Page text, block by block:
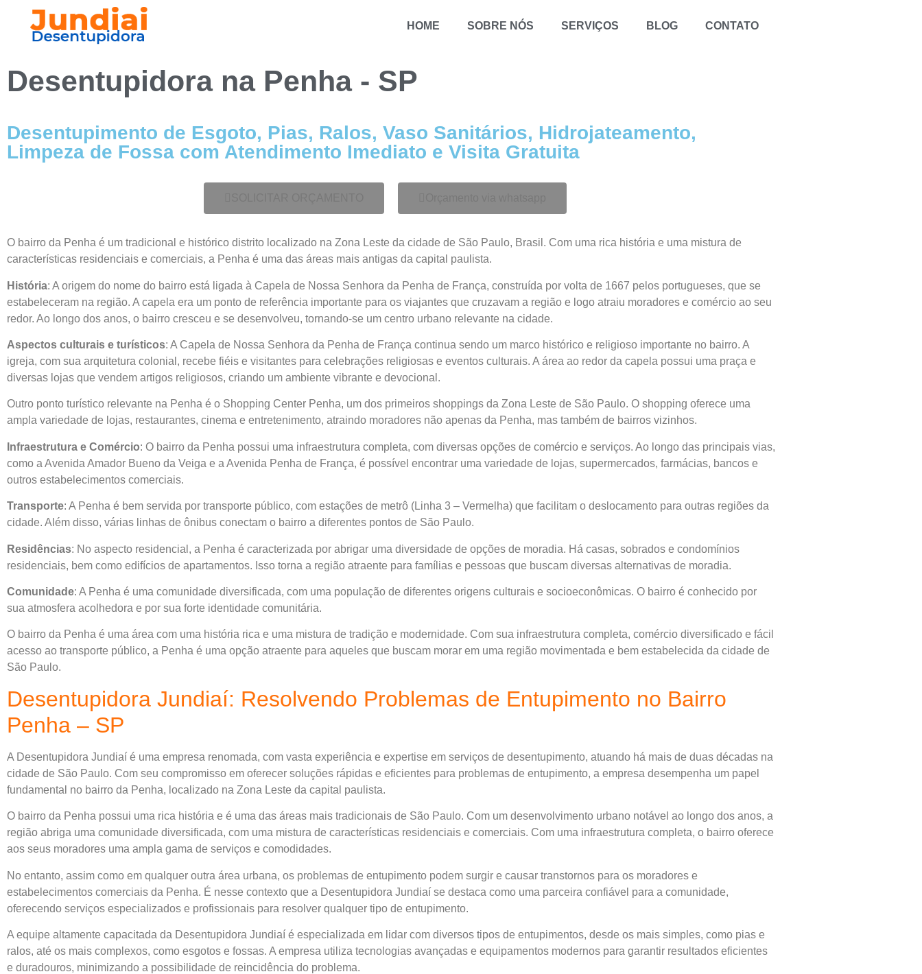
HOME SOBRE NÓS SERVIÇOS BLOG CONTATO
Desentupidora na Penha - SP
Desentupimento de Esgoto, Pias, Ralos, Vaso Sanitários, Hidrojateamento,
Limpeza de Fossa com Atendimento Imediato e Visita Gratuita
O bairro da Penha é um tradicional e histórico distrito localizado na Zona Leste da cidade de São Paulo, Brasil. Com uma rica história e uma mistura de
características residenciais e comerciais, a Penha é uma das áreas mais antigas da capital paulista.
História: A origem do nome do bairro está ligada à Capela de Nossa Senhora da Penha de França, construída por volta de 1667 pelos portugueses, que se
estabeleceram na região. A capela era um ponto de referência importante para os viajantes que cruzavam a região e logo atraiu moradores e comércio ao seu
redor. Ao longo dos anos, o bairro cresceu e se desenvolveu, tornando-se um centro urbano relevante na cidade.
Aspectos culturais e turísticos: A Capela de Nossa Senhora da Penha de França continua sendo um marco histórico e religioso importante no bairro. A
igreja, com sua arquitetura colonial, recebe fiéis e visitantes para celebrações religiosas e eventos culturais. A área ao redor da capela possui uma praça e
diversas lojas que vendem artigos religiosos, criando um ambiente vibrante e devocional.
Outro ponto turístico relevante na Penha é o Shopping Center Penha, um dos primeiros shoppings da Zona Leste de São Paulo. O shopping oferece uma
ampla variedade de lojas, restaurantes, cinema e entretenimento, atraindo moradores não apenas da Penha, mas também de bairros vizinhos.
Infraestrutura e Comércio: O bairro da Penha possui uma infraestrutura completa, com diversas opções de comércio e serviços. Ao longo das principais vias,
como a Avenida Amador Bueno da Veiga e a Avenida Penha de França, é possível encontrar uma variedade de lojas, supermercados, farmácias, bancos e
outros estabelecimentos comerciais.
Transporte: A Penha é bem servida por transporte público, com estações de metrô (Linha 3 – Vermelha) que facilitam o deslocamento para outras regiões da
cidade. Além disso, várias linhas de ônibus conectam o bairro a diferentes pontos de São Paulo.
Residências: No aspecto residencial, a Penha é caracterizada por abrigar uma diversidade de opções de moradia. Há casas, sobrados e condomínios
residenciais, bem como edifícios de apartamentos. Isso torna a região atraente para famílias e pessoas que buscam diversas alternativas de moradia.
Comunidade: A Penha é uma comunidade diversificada, com uma população de diferentes origens culturais e socioeconômicas. O bairro é conhecido por
sua atmosfera acolhedora e por sua forte identidade comunitária.
O bairro da Penha é uma área com uma história rica e uma mistura de tradição e modernidade. Com sua infraestrutura completa, comércio diversificado e fácil
acesso ao transporte público, a Penha é uma opção atraente para aqueles que buscam morar em uma região movimentada e bem estabelecida da cidade de
São Paulo.
Desentupidora Jundiaí: Resolvendo Problemas de Entupimento no Bairro
Penha – SP
A Desentupidora Jundiaí é uma empresa renomada, com vasta experiência e expertise em serviços de desentupimento, atuando há mais de duas décadas na
cidade de São Paulo. Com seu compromisso em oferecer soluções rápidas e eficientes para problemas de entupimento, a empresa desempenha um papel
fundamental no bairro da Penha, localizado na Zona Leste da capital paulista.
O bairro da Penha possui uma rica história e é uma das áreas mais tradicionais de São Paulo. Com um desenvolvimento urbano notável ao longo dos anos, a
região abriga uma comunidade diversificada, com uma mistura de características residenciais e comerciais. Com uma infraestrutura completa, o bairro oferece
aos seus moradores uma ampla gama de serviços e comodidades.
No entanto, assim como em qualquer outra área urbana, os problemas de entupimento podem surgir e causar transtornos para os moradores e
estabelecimentos comerciais da Penha. É nesse contexto que a Desentupidora Jundiaí se destaca como uma parceira confiável para a comunidade,
oferecendo serviços especializados e profissionais para resolver qualquer tipo de entupimento.
A equipe altamente capacitada da Desentupidora Jundiaí é especializada em lidar com diversos tipos de entupimentos, desde os mais simples, como pias e
ralos, até os mais complexos, como esgotos e fossas. A empresa utiliza tecnologias avançadas e equipamentos modernos para garantir resultados eficientes
e duradouros, minimizando a possibilidade de reincidência do problema.